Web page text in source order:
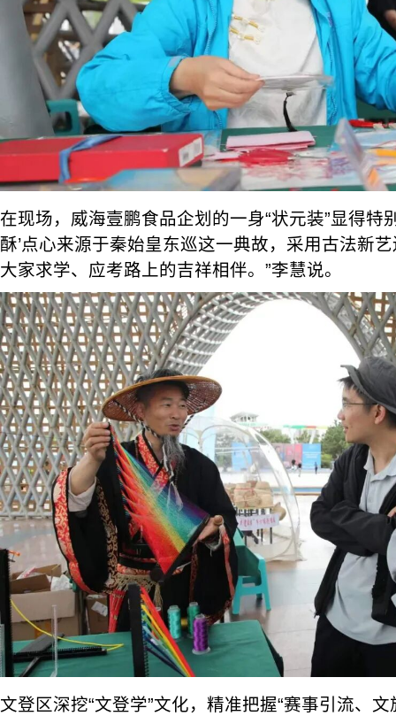
在现场，威海壹鹏食品企划的一身“状元装”显得特
酥’点心来源于秦始皇东巡这一典故，采用古法新
大家求学、应考路上的吉祥相伴。”李慧说。
文登区深挖“文登学”文化，精准把握“赛事引流、